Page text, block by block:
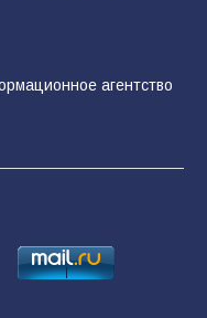
на самом
работы
агентство